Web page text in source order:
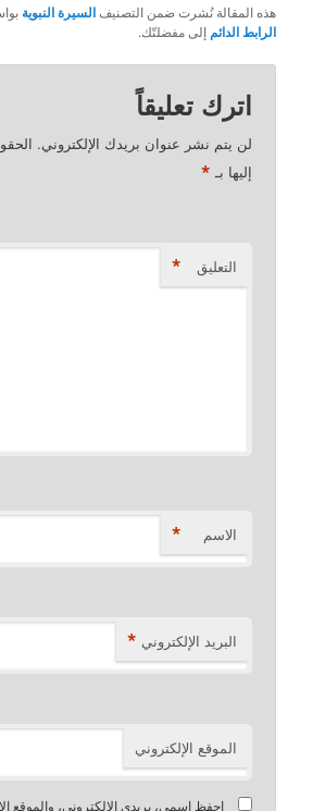
هذه المقالة نُشرت ضمن التصنيفالسيرة النبوية
الرابط الدائم إلى مفضلتّك.
اترك تعليقاً
لن يتم نشر عنوان بريدك الإلكتروني.
إليها بـ *
التعليق *
الاسم *
البريد الإلكتروني *
الموقع الإلكتروني
احفظ اسمي، بريدي الإلكتروني، والموقع